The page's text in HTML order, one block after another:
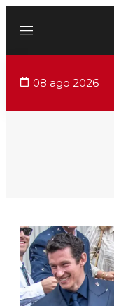
Menú
08 ago 2026